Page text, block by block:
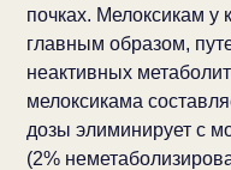
почках. Мелоксикам у
главным образом,
неактивных
мелоксикама
дозы элиминирует с
(2%